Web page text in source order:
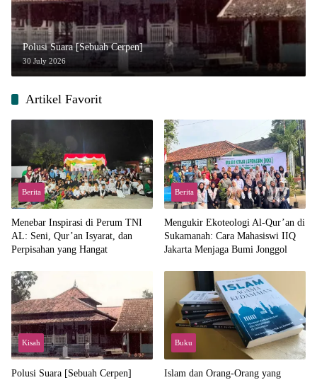
Polusi Suara [Sebuah Cerpen]
30 July 2026
Artikel Favorit
Berita
Menebar Inspirasi di Perum TNI
AL: Seni, Qur’an Isyarat, dan
Perpisahan yang Hangat
Berita
Mengukir Ekoteologi Al-Qur’an di
Sukamanah: Cara Mahasiswi IIQ
Jakarta Menjaga Bumi Jonggol
Kisah
Polusi Suara [Sebuah Cerpen]
Buku
Islam dan Orang-Orang yang